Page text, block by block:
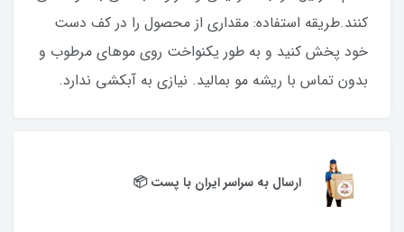
کنند.طریقه استفاده: مقداری از محصول را در کف دست
خود پخش کنید و به طور یکنواخت روی موهای مرطوب و
بدون تماس با ریشه مو بمالید. نیازی به آبکشی ندارد.
ارسال به سراسر ایران با پست 📦